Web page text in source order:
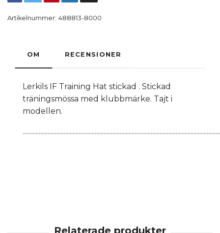
Artikelnummer: 488813-8000
OM RECENSIONER
Lerkils IF Training Hat stickad . Stickad
träningsmössa med klubbmärke. Tajt i
modellen.